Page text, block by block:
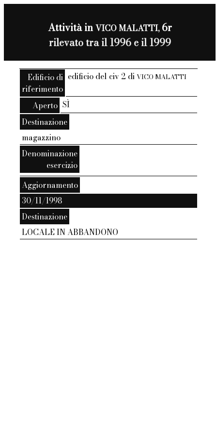
Attività inVICO MALATTI,6r
rilevato tra il 1996 e il 1999
Edificio di
riferimento
edificio del civ 2 diVICO MALATTI
Aperto SÌ
Destinazione
magazzino
Denominazione
esercizio
Aggiornamento
30/11/1998
Destinazione
LOCALE IN ABBANDONO